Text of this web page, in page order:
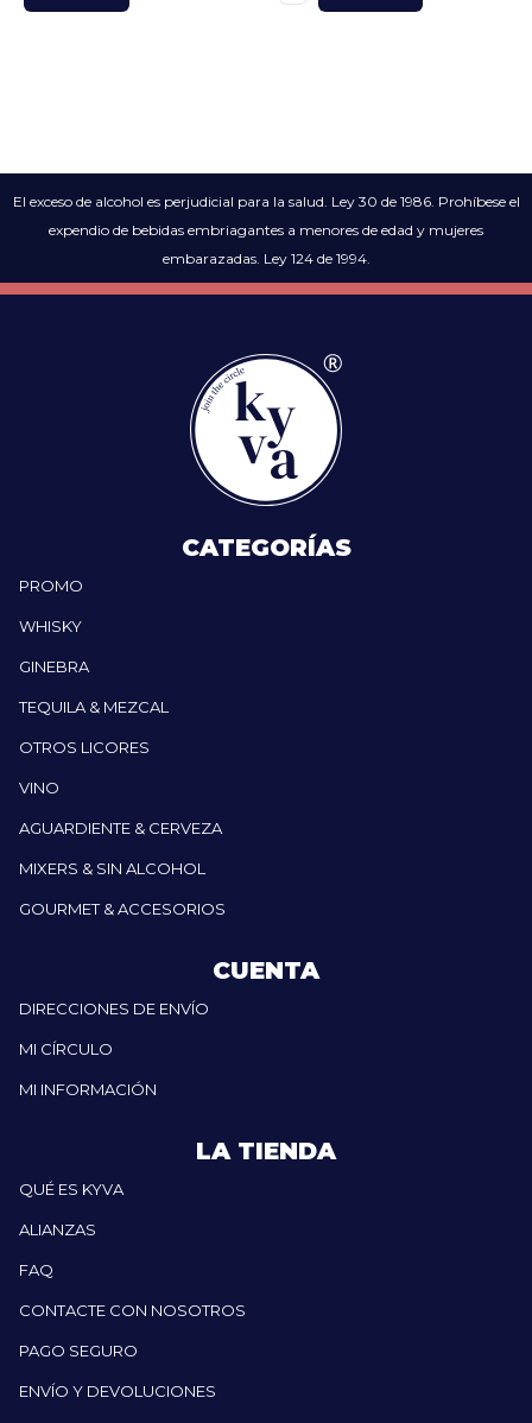
El exceso de alcohol es perjudicial para la salud. Ley 30 de 1986. Prohíbese el
expendio de bebidas embriagantes a menores de edad y mujeres
embarazadas. Ley 124 de 1994.
CATEGORÍAS
PROMO
WHISKY
GINEBRA
TEQUILA & MEZCAL
OTROS LICORES
VINO
AGUARDIENTE & CERVEZA
MIXERS & SIN ALCOHOL
GOURMET & ACCESORIOS
CUENTA
DIRECCIONES DE ENVÍO
MI CÍRCULO
MI INFORMACIÓN
LA TIENDA
QUÉ ES KYVA
ALIANZAS
FAQ
CONTACTE CON NOSOTROS
PAGO SEGURO
ENVÍO Y DEVOLUCIONES